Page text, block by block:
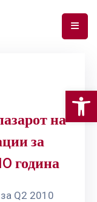
на
за
година
Q2 2010